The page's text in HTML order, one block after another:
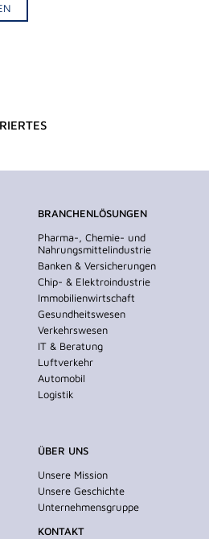
BRANCHENLÖSUNGEN
Pharma-, Chemie- und
Nahrungsmittelindustrie
Banken & Versicherungen
Chip- & Elektroindustrie
Immobilienwirtschaft
Gesundheitswesen
Verkehrswesen
IT & Beratung
Luftverkehr
Automobil
Logistik
ÜBER UNS
Unsere Mission
Unsere Geschichte
Unternehmensgruppe
KONTAKT